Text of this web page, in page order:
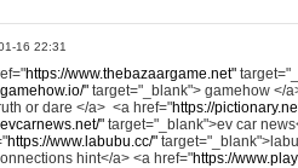
16 22:31
https://www.thebazaargame.net"
" target="_blank"> gamehow </
or dare </a> <a href="https://
" target="_blank">ev car
https://www.labubu.cc/"
hint</a> <a href="https://